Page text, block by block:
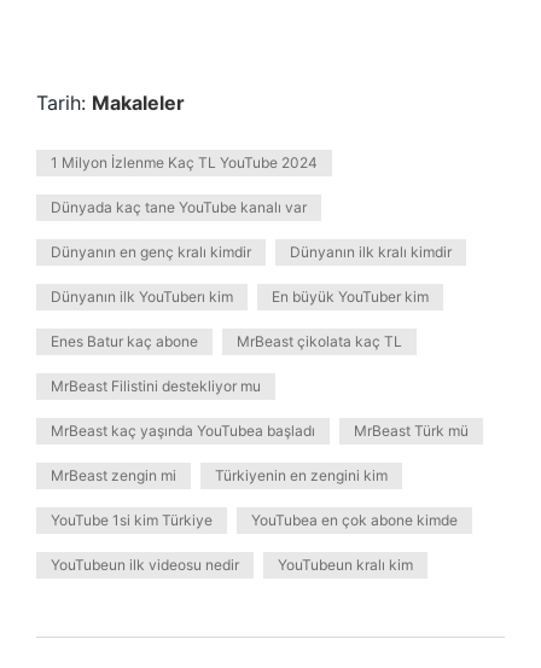
Tarih: Makaleler
1 Milyon İzlenme Kaç TL YouTube 2024
Dünyada kaç tane YouTube kanalı var
Dünyanın en genç kralı kimdir Dünyanın ilk kralı kimdir
Dünyanın ilk YouTuberı kim En büyük YouTuber kim
Enes Batur kaç abone MrBeast çikolata kaç TL
MrBeast Filistini destekliyor mu
MrBeast kaç yaşında YouTubea başladı MrBeast Türk mü
MrBeast zengin mi Türkiyenin en zengini kim
YouTube 1si kim Türkiye YouTubea en çok abone kimde
YouTubeun ilk videosu nedir YouTubeun kralı kim